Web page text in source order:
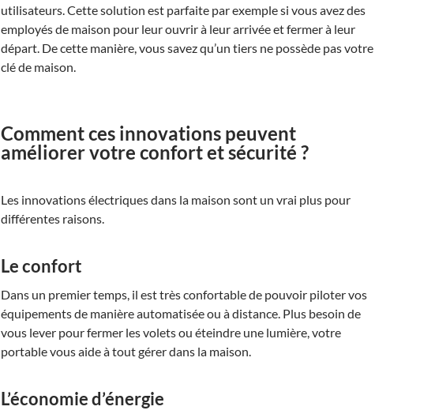
utilisateurs. Cette solution est parfaite par exemple si vous avez des
employés de maison pour leur ouvrir à leur arrivée et fermer à leur
départ. De cette manière, vous savez qu’un tiers ne possède pas votre
clé de maison.
Comment ces innovations peuvent
améliorer votre confort et sécurité ?
Les innovations électriques dans la maison sont un vrai plus pour
différentes raisons.
Le confort
Dans un premier temps, il est très confortable de pouvoir piloter vos
équipements de manière automatisée ou à distance. Plus besoin de
vous lever pour fermer les volets ou éteindre une lumière, votre
portable vous aide à tout gérer dans la maison.
L’économie d’énergie